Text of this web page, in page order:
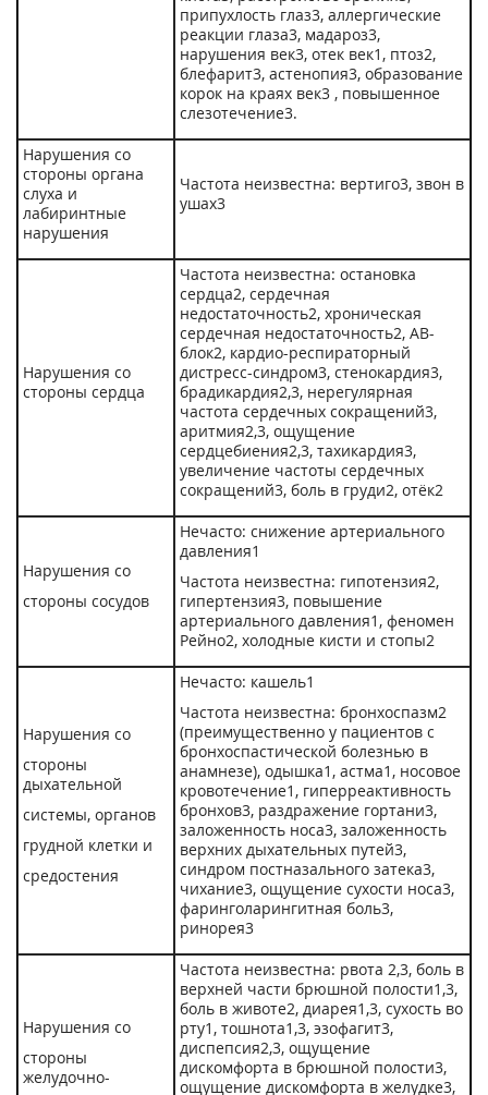
припухлость глаз3, аллергические
реакции глаза3, мадароз3,
нарушения век3, отек век1 , птоз2,
блефарит3, астенопия3, образование
корок на краях век3 , повышенное
слезотечение3.
Нарушения со
стороны органа
слуха и
лабиринтные
нарушения
Частота неизвестна: вертиго3, звон в
ушах3
Нарушения со
стороны сердца
Частота неизвестна: остановка
сердца2, сердечная
недостаточность2, хроническая
сердечная недостаточность2, АВ-
блок2, кардио-респираторный
дистресс-синдром3, стенокардия3,
брадикардия2,3, нерегулярная
частота сердечных сокращений3,
аритмия2,3, ощущение
сердцебиения2,3, тахикардия3,
увеличение частоты сердечных
сокращений3, боль в груди2, отёк2
Нарушения со
стороны сосудов
Нечасто: снижение артериального
давления1
Частота неизвестна: гипотензия2,
гипертензия3, повышение
артериального давления1 , феномен
Рейно2, холодные кисти и стопы2
Нарушения со
стороны
дыхательной
системы, органов
грудной клетки и
средостения
Нечасто: кашель1
Частота неизвестна: бронхоспазм2
(преимущественно у пациентов с
бронхоспастической болезнью в
анамнезе), одышка1 , астма1 , носовое
кровотечение1 , гиперреактивность
бронхов3, раздражение гортани3,
заложенность носа3, заложенность
верхних дыхательных путей3,
синдром постназального затека3,
чихание3, ощущение сухости носа3,
фаринголарингитная боль3,
ринорея3
Нарушения со
стороны
желудочно-
Частота неизвестна: рвота 2,3, боль в
верхней части брюшной полости1,3,
боль в животе2, диарея1,3, сухость во
рту1 , тошнота1,3, эзофагит3,
диспепсия2,3, ощущение
дискомфорта в брюшной полости3,
ощущение дискомфорта в желудке3,